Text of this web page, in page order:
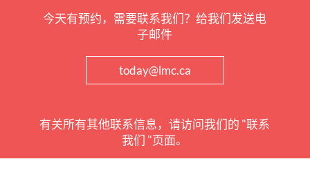
今天有预约，需要联系我们？给我们发送电
子邮件
today@lmc.ca
有关所有其他联系信息，请访问我们的 "联系
我们 "页面。